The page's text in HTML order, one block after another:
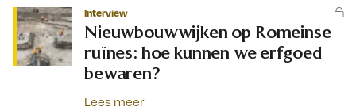
Interview
Nieuwbouwwijken op Romeinse
ruïnes: hoe kunnen we erfgoed
bewaren?
Lees meer